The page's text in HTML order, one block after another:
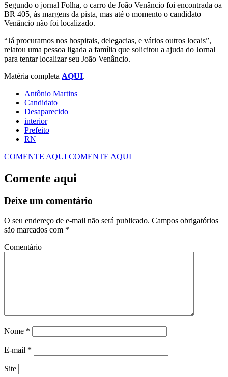
Segundo o jornal Folha, o carro de João Venâncio foi encontrada oa
BR 405, às margens da pista, mas até o momento o candidato
Venâncio não foi localizado.
“Já procuramos nos hospitais, delegacias, e vários outros locais”,
relatou uma pessoa ligada a família que solicitou a ajuda do Jornal
para tentar localizar seu João Venâncio.
Matéria completa AQUI.
Antônio Martins
Candidato
Desaparecido
interior
Prefeito
RN
COMENTE AQUI COMENTE AQUI
Comente aqui
Deixe um comentário
O seu endereço de e-mail não será publicado. Campos obrigatórios
são marcados com *
Comentário
Nome *
E-mail *
Site